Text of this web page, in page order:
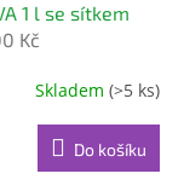
1 l se sítkem
Kč
Skladem (>5 ks)
Do košíku